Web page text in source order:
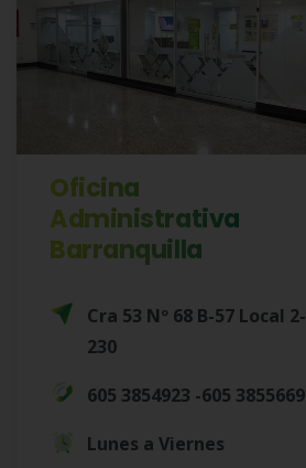
Oficina
Administrativa
Barranquilla
Cra 53 Nº 68 B-57 Local 2-
230
605 3854923 -605 3855669
Lunes a Viernes